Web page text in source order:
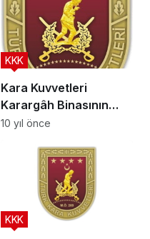
Kara Kuvvetleri
Karargâh Binasının
Tarihçesi
KKK
10 yıl önce
KKK